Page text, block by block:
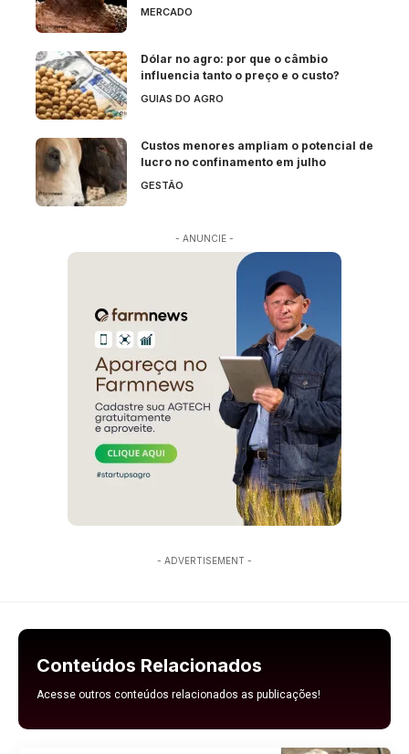
MERCADO
Dólar no agro: por que o câmbio
influencia tanto o preço e o custo?
GUIAS DO AGRO
Custos menores ampliam o potencial de
lucro no confinamento em julho
GESTÃO
- ANUNCIE -
- ADVERTISEMENT -
Conteúdos Relacionados
Acesse outros conteúdos relacionados as publicações!